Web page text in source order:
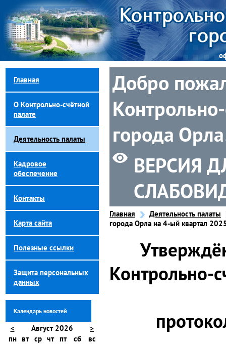
Главная
О Контрольно-счётной
палате
Деятельность палаты
Кадровое
обеспечение
Контакты
Карта сайта
Полезные ссылки
Защита персональных
данных
Календарь новостей
< Август 2026
>
пн вт ср чт пт сб вс
Добро
города
ВЕРСИЯ
Главная
Деятельность палаты
города Орла на 4-ый квартал
Контрольно-